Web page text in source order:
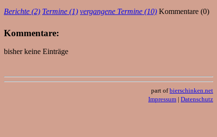
Berichte (2) Termine (1) vergangene Termine (10) Kommentare (0)
Kommentare:
bisher keine Einträge
part ofbierschinken.net
Impressum | Datenschutz